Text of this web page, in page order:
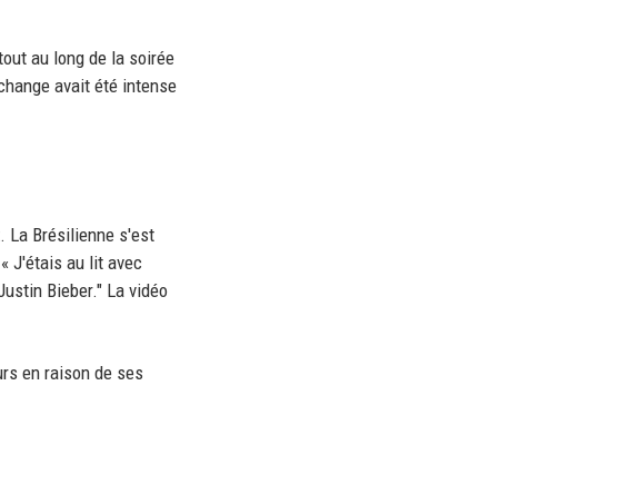
au long de la soirée
avait été intense
La Brésilienne s'est
J'étais au lit avec
Bieber." La vidéo
en raison de ses